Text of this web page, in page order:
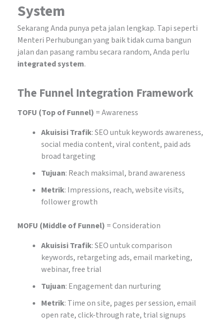
System
Sekarang Anda punya peta jalan lengkap. Tapi seperti
Menteri Perhubungan yang baik tidak cuma bangun
jalan dan pasang rambu secara random, Anda perlu
integrated system.
The Funnel Integration Framework
TOFU (Top of Funnel) = Awareness
Akuisisi Trafik: SEO untuk keywords awareness,
social media content, viral content, paid ads
broad targeting
Tujuan: Reach maksimal, brand awareness
Metrik: Impressions, reach, website visits,
follower growth
MOFU (Middle of Funnel) = Consideration
Akuisisi Trafik: SEO untuk comparison
keywords, retargeting ads, email marketing,
webinar, free trial
Tujuan: Engagement dan nurturing
Metrik: Time on site, pages per session, email
open rate, click-through rate, trial signups